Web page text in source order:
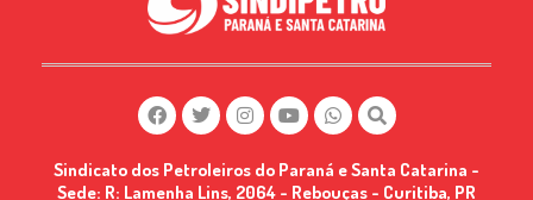
Sindicato dos Petroleiros do Paraná e Santa Catarina -
Sede: R: Lamenha Lins, 2064 - Rebouças - Curitiba, PR